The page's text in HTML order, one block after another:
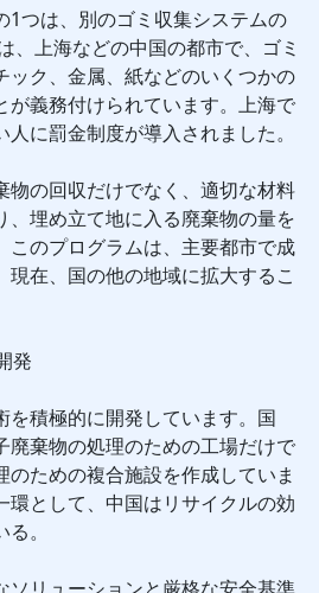
1つは、別のゴミ収集システムの
、上海などの中国の都市で、ゴミ
ック、金属、紙などのいくつかの
が義務付けられています。上海で
に罰金制度が導入されました。
物の回収だけでなく、適切な材料
、埋め立て地に入る廃棄物の量を
このプログラムは、主要都市で成
在、国の他の地域に拡大するこ
発
を積極的に開発しています。国
廃棄物の処理のための工場だけで
のための複合施設を作成していま
環として、中国はリサイクルの効
。